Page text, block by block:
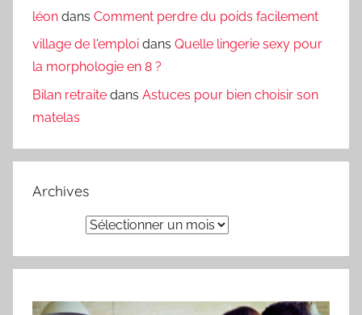
léon dans Comment perdre du poids facilement
village de l'emploi dans Quelle lingerie sexy pour
la morphologie en 8 ?
Bilan retraite dans Astuces pour bien choisir son
matelas
Archives